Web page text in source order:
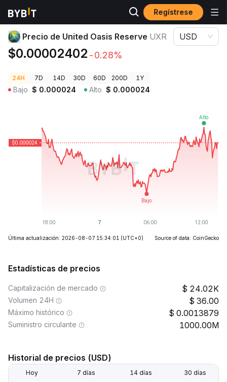
Regístrese
Precios de Criptomonedas Precio de United Oasis Reserve UXR
Precio de United Oasis Reserve UXR
$0.00002402 -0.28%
USD
24H 7D 14D 30D 60D 200D 1Y
Bajo $ 0.000024 Alto $ 0.000024
Última actualización: 2026-08-07 15:34:01 (UTC+0) Source of data: CoinGecko
Estadísticas de precios
Capitalización de mercado 24.02K
Volumen 24H 36.00
Máximo histórico 0.0013879
Suministro circulante 1000.00M
Historial de precios (USD)
Hoy 7 días 14 días 30 días